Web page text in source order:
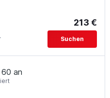
213 €
Suchen
60 an